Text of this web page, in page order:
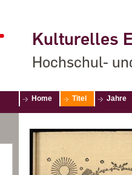
Kulturelles
Hochschul-
Home Titel Jahre